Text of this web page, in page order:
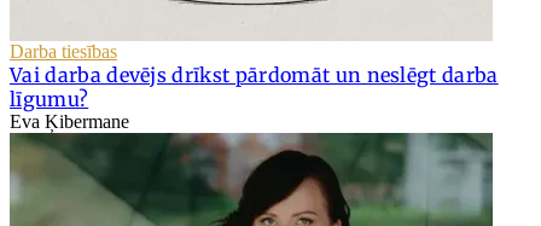
Darba tiesības
Vai darba devējs drīkst pārdomāt un neslēgt darba
līgumu?
Eva Ķibermane